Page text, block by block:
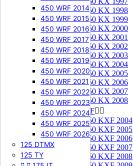
450 WRF 2014
450 WRF 2015
450 WRF 2016
450 WRF 2017
450 WRF 2018
450 WRF 2019
450 WRF 2020
450 WRF 2021
450 WRF 2022
450 WRF 2023
450 WRF 2024
450 WRF 2025
450 WRF 2026
125 DTMX
125 TY
250 KX 1998
250 KX 1999
250 KX 2000
250 KX 2001
250 KX 2002
250 KX 2003
250 KX 2004
250 KX 2005
250 KX 2006
250 KX 2007
250 KX 2008
250 KXF 
250 KXF 2004
250 KXF 2005
250 KXF 2006
250 KXF 2007
250 KXF 2008